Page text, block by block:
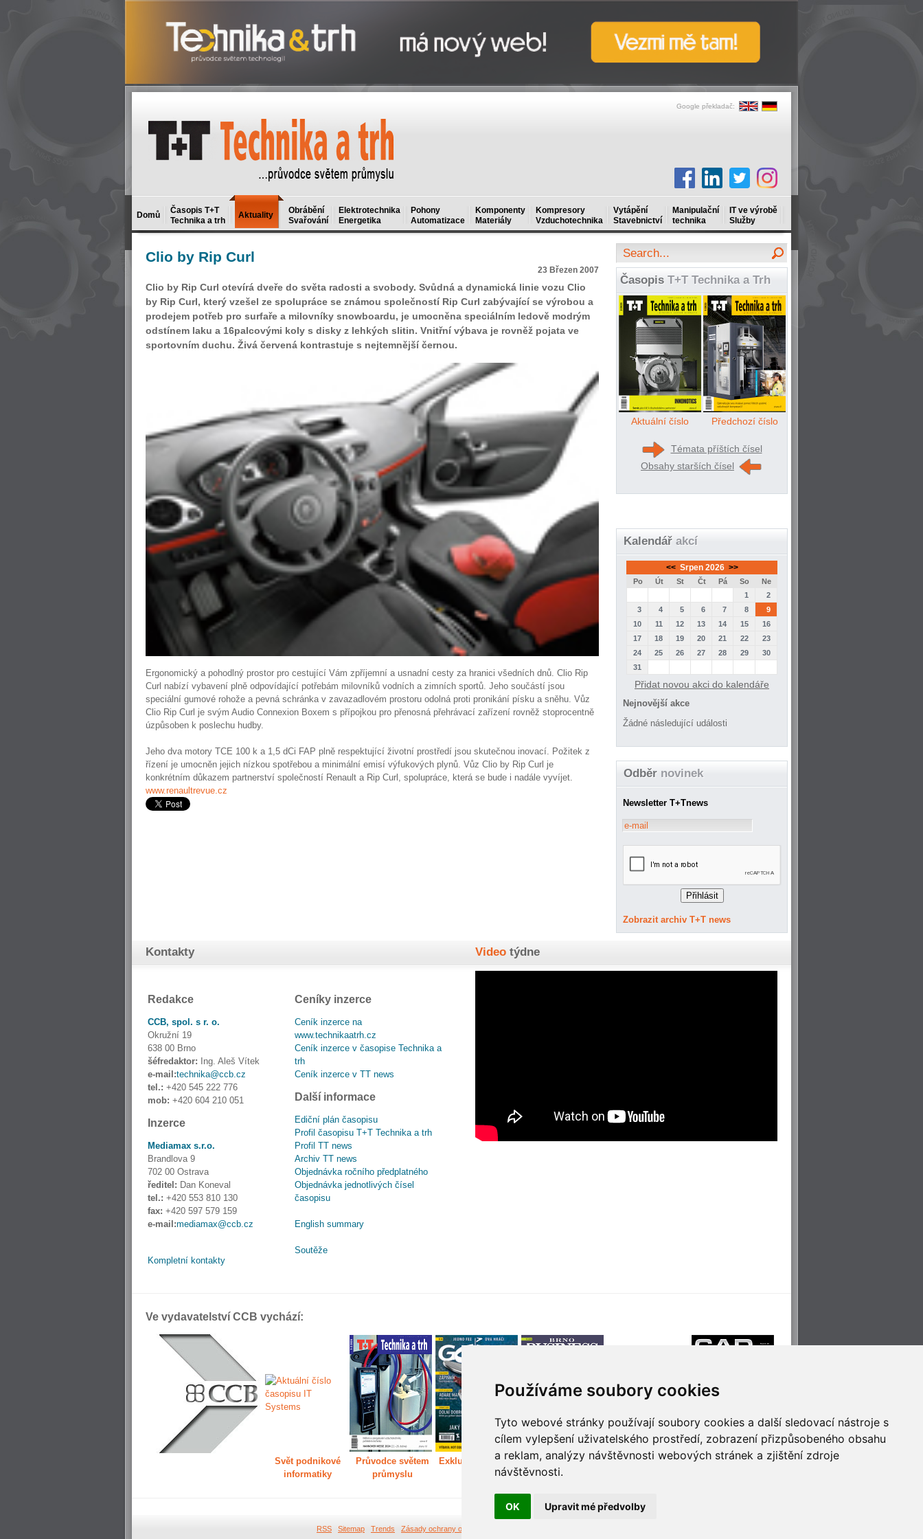
Používáme soubory cookies
Tyto webové stránky používají soubory cookies a další sledovací nástroje s
cílem vylepšení uživatelského prostředí, zobrazení přizpůsobeného obsahu
a reklam, analýzy návštěvnosti webových stránek a zjištění zdroje
návštěvnosti.
OK Upravit mé předvolby
Google překladač:
Domů
Časopis T+T
Technika a trh
Aktuality
Obrábění
Svařování
Elektrotechnika
Energetika
Pohony
Automatizace
Komponenty
Materiály
Kompresory
Vzduchotechnika
Vytápění
Stavebnictví
Manipulační
technika
IT ve výrobě
Služby
Clio by Rip Curl
23 Březen 2007
Clio by Rip Curl otevírá dveře do světa radosti a svobody. Svůdná a dynamická linie vozu Clio
by Rip Curl, který vzešel ze spolupráce se známou společností Rip Curl zabývající se výrobou a
prodejem potřeb pro surfaře a milovníky snowboardu, je umocněna speciálním ledově modrým
odstínem laku a 16palcovými koly s disky z lehkých slitin. Vnitřní výbava je rovněž pojata ve
sportovním duchu. Živá červená kontrastuje s nejtemnější černou.
Ergonomický a pohodlný prostor pro cestující Vám zpříjemní a usnadní cesty za hranici všedních dnů. Clio Rip
Curl nabízí vybavení plně odpovídající potřebám milovníků vodních a zimních sportů. Jeho součástí jsou
speciální gumové rohože a pevná schránka v zavazadlovém prostoru odolná proti pronikání písku a sněhu. Vůz
Clio Rip Curl je svým Audio Connexion Boxem s přípojkou pro přenosná přehrávací zařízení rovněž stoprocentně
úzpůsoben k poslechu hudby.
Jeho dva motory TCE 100 k a 1,5 dCi FAP plně respektující životní prostředí jsou skutečnou inovací. Požitek z
řízení je umocněn jejich nízkou spotřebou a minimální emisí výfukových plynů. Vůz Clio by Rip Curl je
konkrétním důkazem partnerství společností Renault a Rip Curl, spolupráce, která se bude i nadále vyvíjet.
www.renaultrevue.cz
Časopis T+T Technika a Trh
Aktuální číslo Předchozí číslo
Témata příštích čísel
Obsahy starších čísel
Kalendář akcí
<< Srpen 2026 >>
Po Út St Čt Pá So
Ne
1
2
3
4 5 6 7 8
9
10
11 12 13 14 15
16
17
18 19 20 21 22
23
24
25 26 27 28 29
30
31
Přidat novou akci do kalendáře
Nejnovější akce
Žádné následující události
Odběr novinek
Newsletter T+Tnews
Zobrazit archiv T+T news
Kontakty
Redakce
CCB, spol. s r. o.
Okružní 19
638 00 Brno
šéfredaktor: Ing. Aleš Vítek
e-mail:technika@ccb.cz
tel.: +420 545 222 776
mob: +420 604 210 051
Inzerce
Mediamax s.r.o.
Brandlova 9
702 00 Ostrava
ředitel: Dan Koneval
tel.: +420 553 810 130
fax: +420 597 579 159
e-mail:mediamax@ccb.cz
Kompletní kontakty
Ceníky inzerce
Ceník inzerce na
www.technikaatrh.cz
Ceník inzerce v časopise Technika a
trh
Ceník inzerce v TT news
Další informace
Ediční plán časopisu
Profil časopisu T+T Technika a trh
Profil TT news
Archiv TT news
Objednávka ročního předplatného
Objednávka jednotlivých čísel
časopisu
English summary
Soutěže
Video týdne
Ve vydavatelství CCB vychází:
Svět podnikové
informatiky
Průvodce světem
průmyslu
Exkluzivně světem
Děláme Brno větší Příjemné cestování
Technologie pro
RSS Sitemap Trends Zásady ochrany osobních údajů